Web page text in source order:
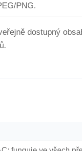
PNG.
dostupný